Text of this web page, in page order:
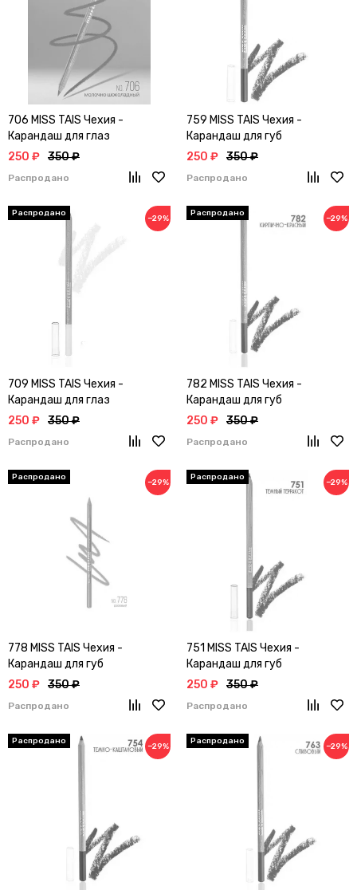
706 MISS TAIS Чехия -
Карандаш для глаз
250 ₽ 350 ₽
Распродано
759 MISS TAIS Чехия -
Карандаш для губ
250 ₽ 350 ₽
Распродано
−29%
709 MISS TAIS Чехия -
Карандаш для глаз
250 ₽ 350 ₽
Распродано
−29%
782 MISS TAIS Чехия -
Карандаш для губ
250 ₽ 350 ₽
Распродано
−29%
778 MISS TAIS Чехия -
Карандаш для губ
250 ₽ 350 ₽
Распродано
−29%
751 MISS TAIS Чехия -
Карандаш для губ
250 ₽ 350 ₽
Распродано
−29% −29%